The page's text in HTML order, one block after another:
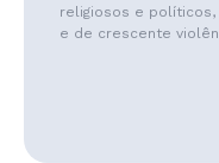
religiosos e políticos,
e de crescente